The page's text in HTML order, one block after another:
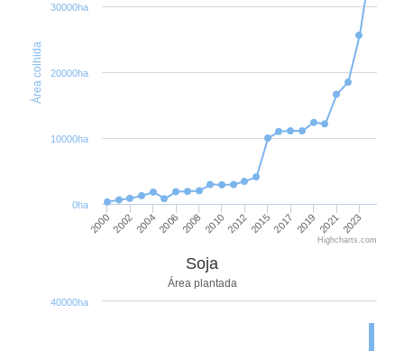
Área colhida
2000200220042006 2008 2010201220152017 2019 20212023
0ha
10000ha
20000ha
30000ha
Highcharts.com
Soja
Área plantada
40000ha